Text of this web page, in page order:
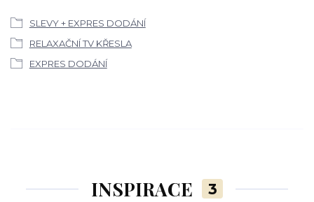
SLEVY + EXPRES DODÁNÍ
RELAXAČNÍ TV KŘESLA
EXPRES DODÁNÍ
INSPIRACE 3